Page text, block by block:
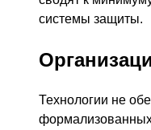
системы защиты.
Технологии не